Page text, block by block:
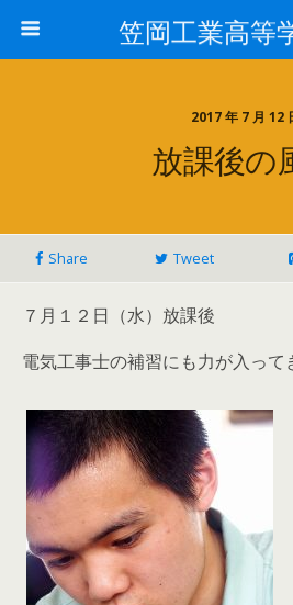
笠岡工業高等
2017 年 7 月 12
放課後の
Share Tweet
７月１２日（水）放課後
電気工事士の補習にも力が入って